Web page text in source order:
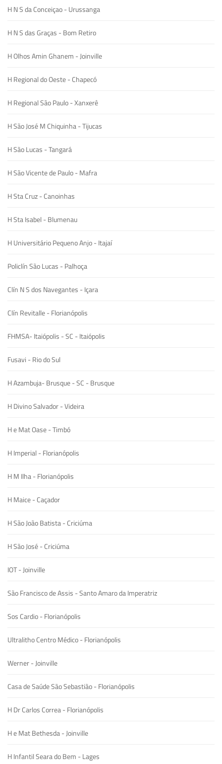
H N S da Conceiçao - Urussanga
H N S das Graças - Bom Retiro
H Olhos Amin Ghanem - Joinville
H Regional do Oeste - Chapecó
H Regional São Paulo - Xanxerê
H São José M Chiquinha - Tijucas
H São Lucas - Tangará
H São Vicente de Paulo - Mafra
H Sta Cruz - Canoinhas
H Sta Isabel - Blumenau
H Universitário Pequeno Anjo - Itajaí
Policlín São Lucas - Palhoça
Clín N S dos Navegantes - Içara
Clín Revitalle - Florianópolis
FHMSA- Itaiópolis - SC - Itaiópolis
Fusavi - Rio do Sul
H Azambuja- Brusque - SC - Brusque
H Divino Salvador - Videira
H e Mat Oase - Timbó
H Imperial - Florianópolis
H M Ilha - Florianópolis
H Maice - Caçador
H São João Batista - Criciúma
H São José - Criciúma
IOT - Joinville
São Francisco de Assis - Santo Amaro da Imperatriz
Sos Cardio - Florianópolis
Ultralitho Centro Médico - Florianópolis
Werner - Joinville
Casa de Saúde São Sebastião - Florianópolis
H Dr Carlos Correa - Florianópolis
H e Mat Bethesda - Joinville
H Infantil Seara do Bem - Lages